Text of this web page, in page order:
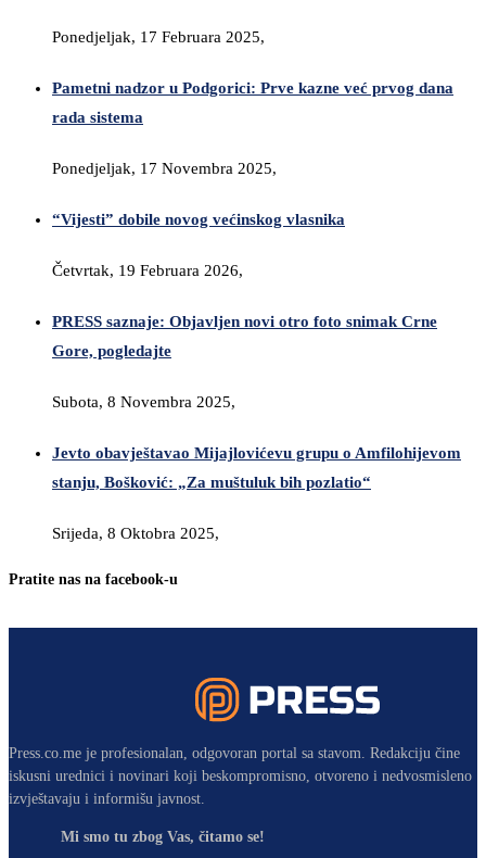
Ponedjeljak, 17 Februara 2025,
Pametni nadzor u Podgorici: Prve kazne već prvog dana
rada sistema
Ponedjeljak, 17 Novembra 2025,
“Vijesti” dobile novog većinskog vlasnika
Četvrtak, 19 Februara 2026,
PRESS saznaje: Objavljen novi otro foto snimak Crne
Gore, pogledajte
Subota, 8 Novembra 2025,
Jevto obavještavao Mijajlovićevu grupu o Amfilohijevom
stanju, Bošković: „Za muštuluk bih pozlatio“
Srijeda, 8 Oktobra 2025,
Pratite nas na facebook-u
Press.co.me je profesionalan, odgovoran portal sa stavom. Redakciju čine
iskusni urednici i novinari koji beskompromisno, otvoreno i nedvosmisleno
izvještavaju i informišu javnost.
Mi smo tu zbog Vas, čitamo se!